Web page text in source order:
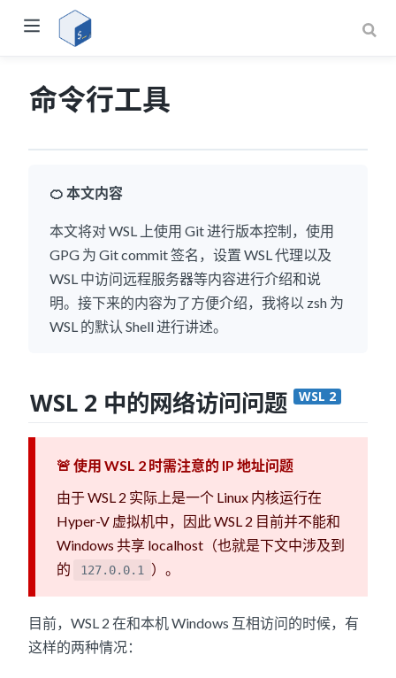
命令行工具
🍊 本文内容
本文将对 WSL 上使用 Git 进行版本控制，使用
GPG 为 Git commit 签名，设置 WSL 代理以及
WSL 中访问远程服务器等内容进行介绍和说
明。接下来的内容为了方便介绍，我将以 zsh 为
WSL 的默认 Shell 进行讲述。
WSL 2 中的网络访问问题 WSL 2
🚨 使用 WSL 2 时需注意的 IP 地址问题
由于 WSL 2 实际上是一个 Linux 内核运行在
Hyper-V 虚拟机中，因此 WSL 2 目前并不能和
Windows 共享 localhost（也就是下文中涉及到
的
127.0.0.1 ）。
目前，WSL 2 在和本机 Windows 互相访问的时候，有
这样的两种情况：